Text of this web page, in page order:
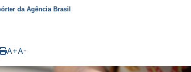
da Agência Brasil
A+A-